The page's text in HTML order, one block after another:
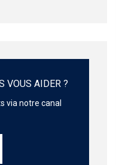
VOUS AIDER ?
via notre canal